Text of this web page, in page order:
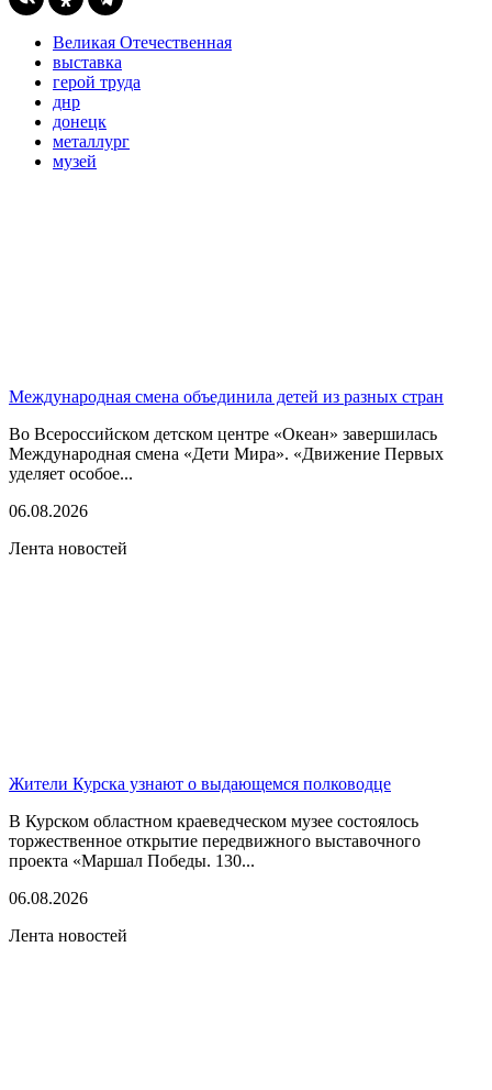
Великая Отечественная
выставка
герой труда
днр
донецк
металлург
музей
Международная смена объединила детей из разных стран
Во Всероссийском детском центре «Океан» завершилась
Международная смена «Дети Мира». «Движение Первых
уделяет особое...
06.08.2026
Лента новостей
Жители Курска узнают о выдающемся полководце
В Курском областном краеведческом музее состоялось
торжественное открытие передвижного выставочного
проекта «Маршал Победы. 130...
06.08.2026
Лента новостей